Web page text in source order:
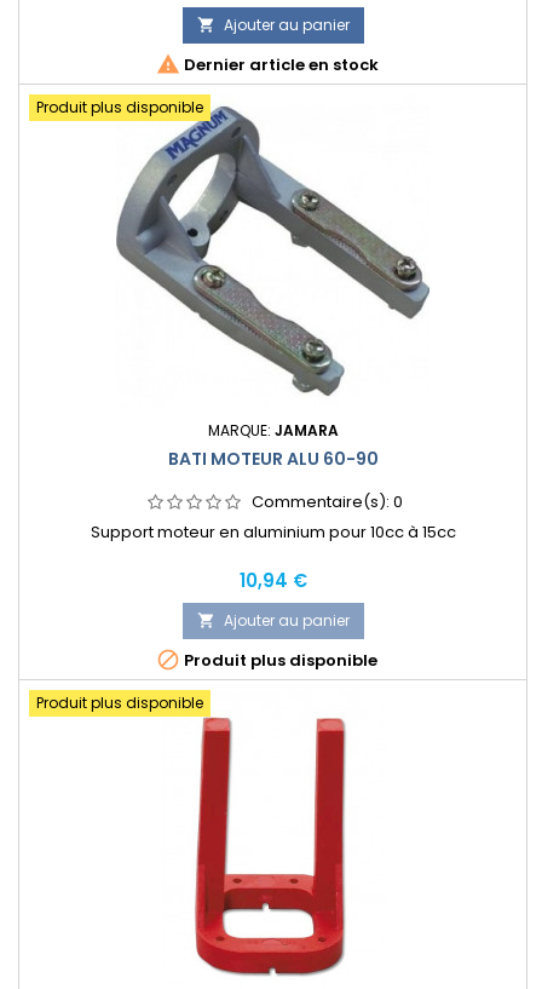
 Ajouter au panier
 Dernier article en stock
Produit plus disponible
MARQUE: JAMARA
BATI MOTEUR ALU 60-90
Commentaire(s): 0
Support moteur en aluminium pour 10cc à 15cc
Prix
10,94 €
 Ajouter au panier
 Produit plus disponible
Produit plus disponible